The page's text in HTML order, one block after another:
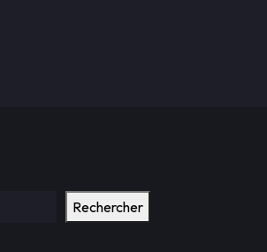
Rechercher